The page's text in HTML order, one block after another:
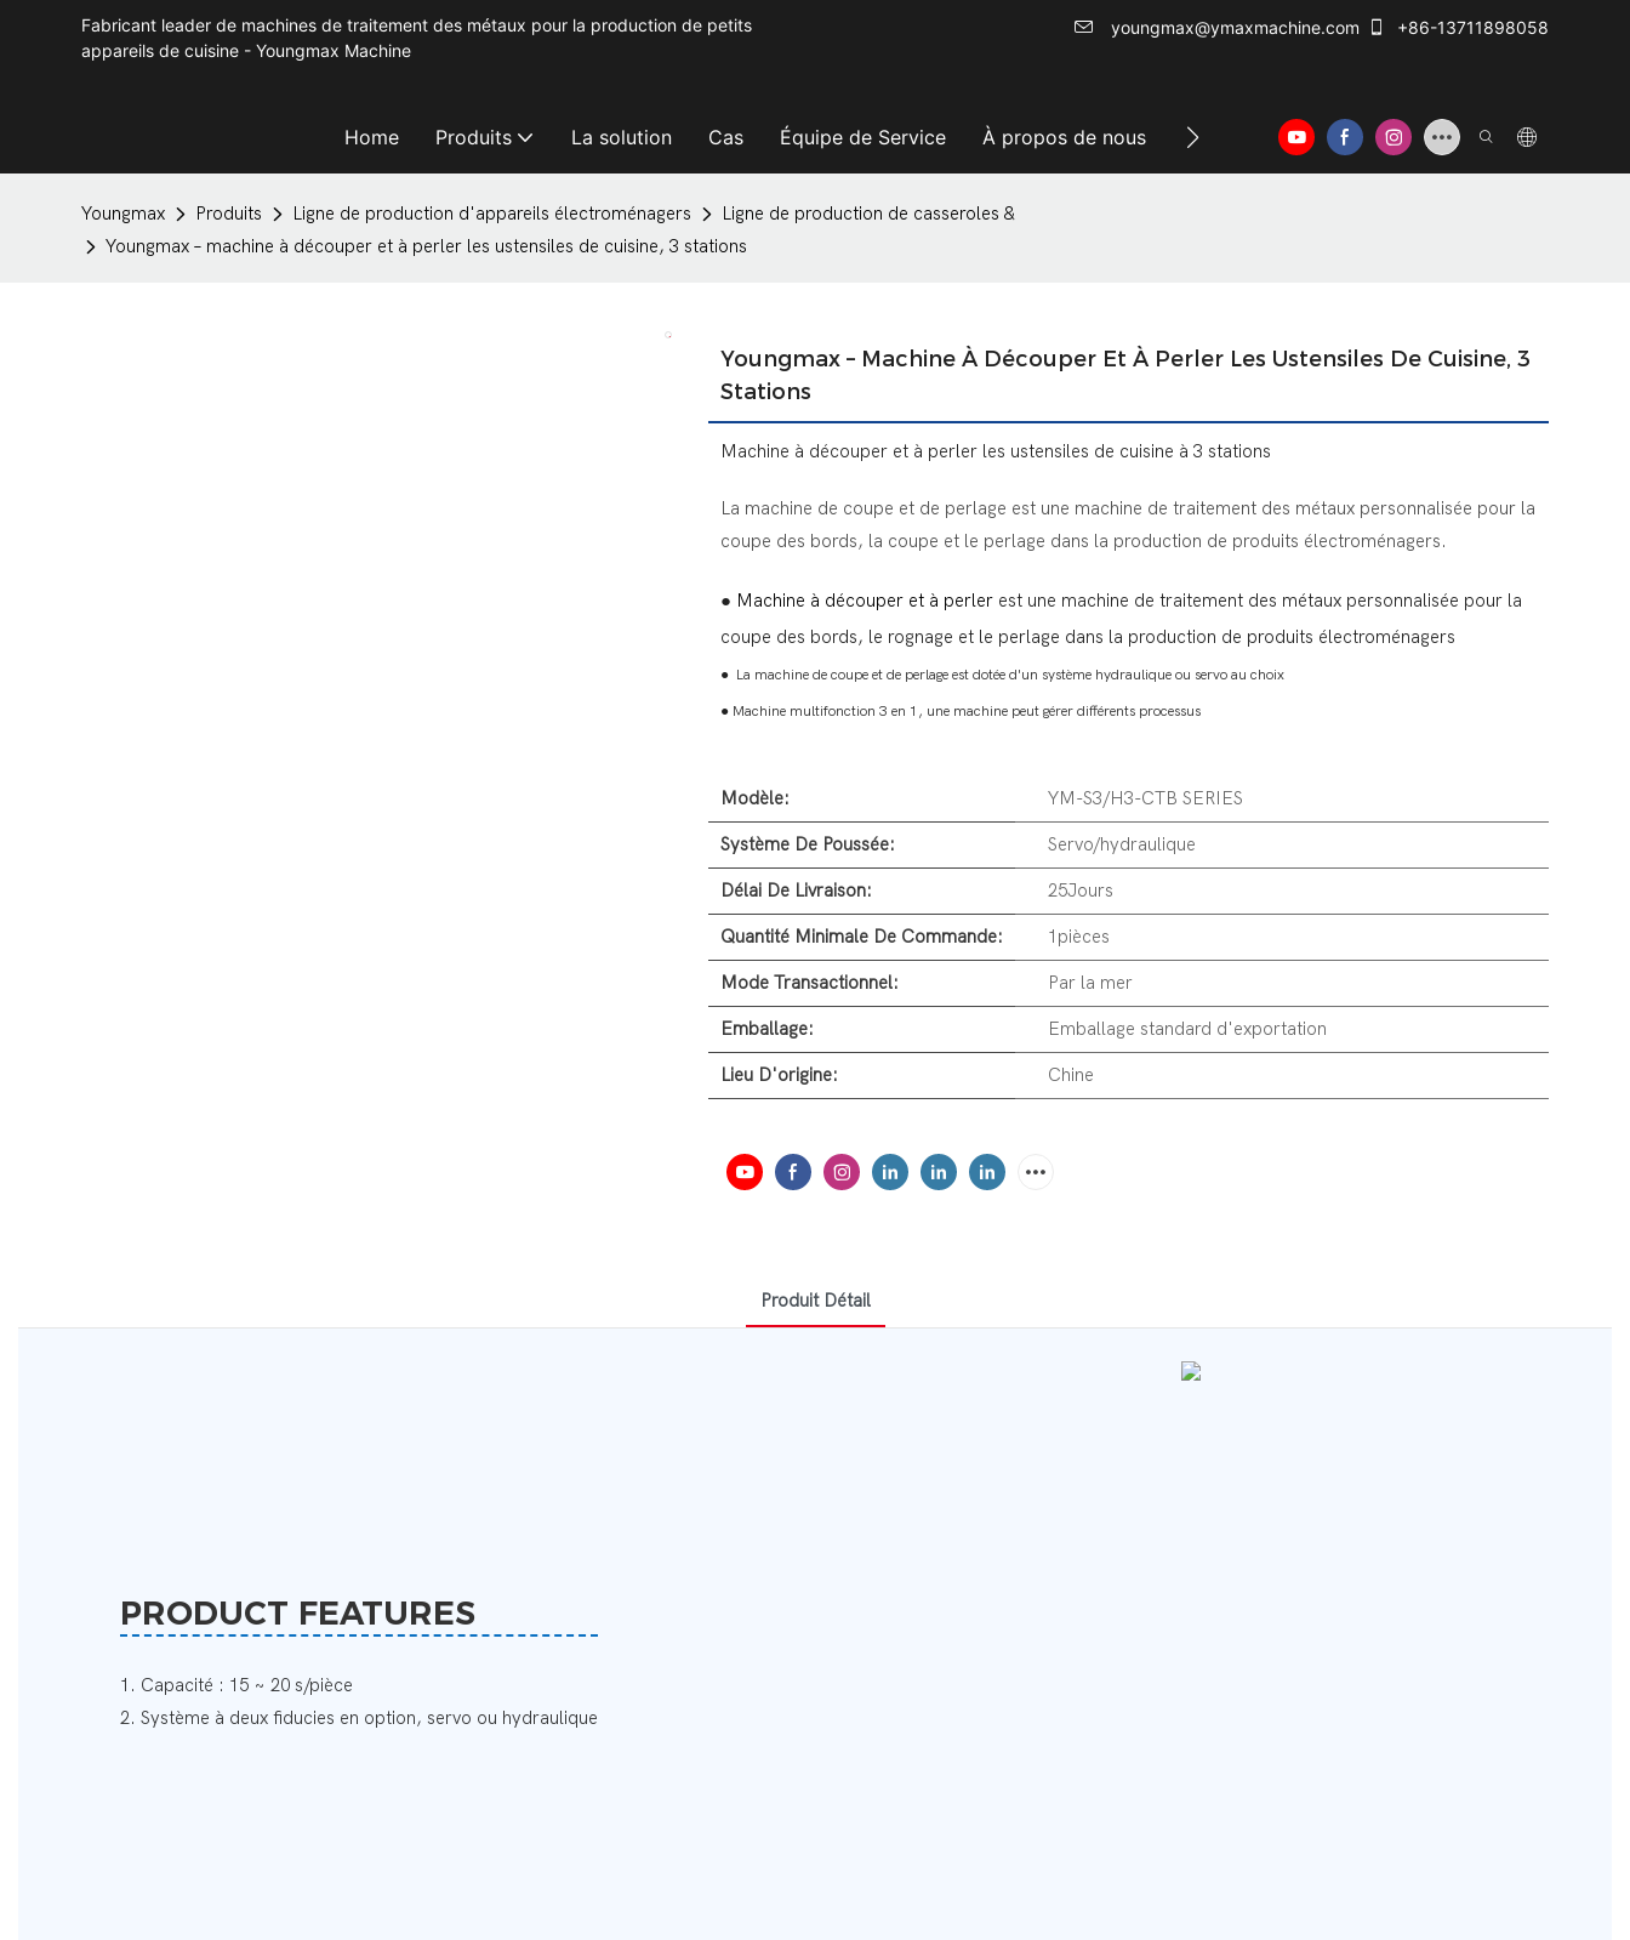
Fabricant leader de machines de traitement des métaux pour la production de petits
appareils de cuisine - Youngmax Machine
youngmax@ymaxmachine.com +86-13711898058
Home Produits La solution Cas Équipe de Service À propos de nous Centre d'info Nous contacter
Youngmax Produits Ligne de production d'appareils électroménagers
Ligne de production de casseroles &
Youngmax – machine à découper et à perler les ustensiles de cuisine, 3 stations
Youngmax – Machine À Découper Et À Perler Les Ustensiles De Cuisine, 3
Stations
Machine à découper et à perler les ustensiles de cuisine à 3 stations
La machine de coupe et de perlage est une machine de traitement des métaux personnalisée pour la
coupe des bords, la coupe et le perlage dans la production de produits électroménagers.
● Machine à découper et à perler est une machine de traitement des métaux personnalisée pour la
coupe des bords, le rognage et le perlage dans la production de produits électroménagers
● La machine de coupe et de perlage est dotée d'un système hydraulique ou servo au choix
● Machine multifonction 3 en 1, une machine peut gérer différents processus
Modèle: YM-S3/H3-CTB SERIES
Système De Poussée: Servo/hydraulique
Délai De Livraison: 25Jours
Quantité Minimale De Commande: 1pièces
Mode Transactionnel: Par la mer
Emballage: Emballage standard d'exportation
Lieu D'origine: Chine
Produit Détail
PRODUCT FEATURES
1. Capacité : 15 ~ 20 s/pièce
2. Système à deux fiducies en option, servo ou hydraulique